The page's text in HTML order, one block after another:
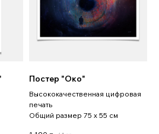
Постер "Око"
Высококачественная цифровая
печать
Общий размер 75 x 55 см